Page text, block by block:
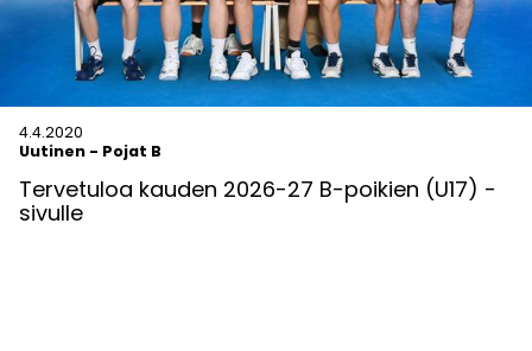
4.4.2020
Uutinen - Pojat B
Tervetuloa kauden 2026-27 B-poikien (U17) -
sivulle